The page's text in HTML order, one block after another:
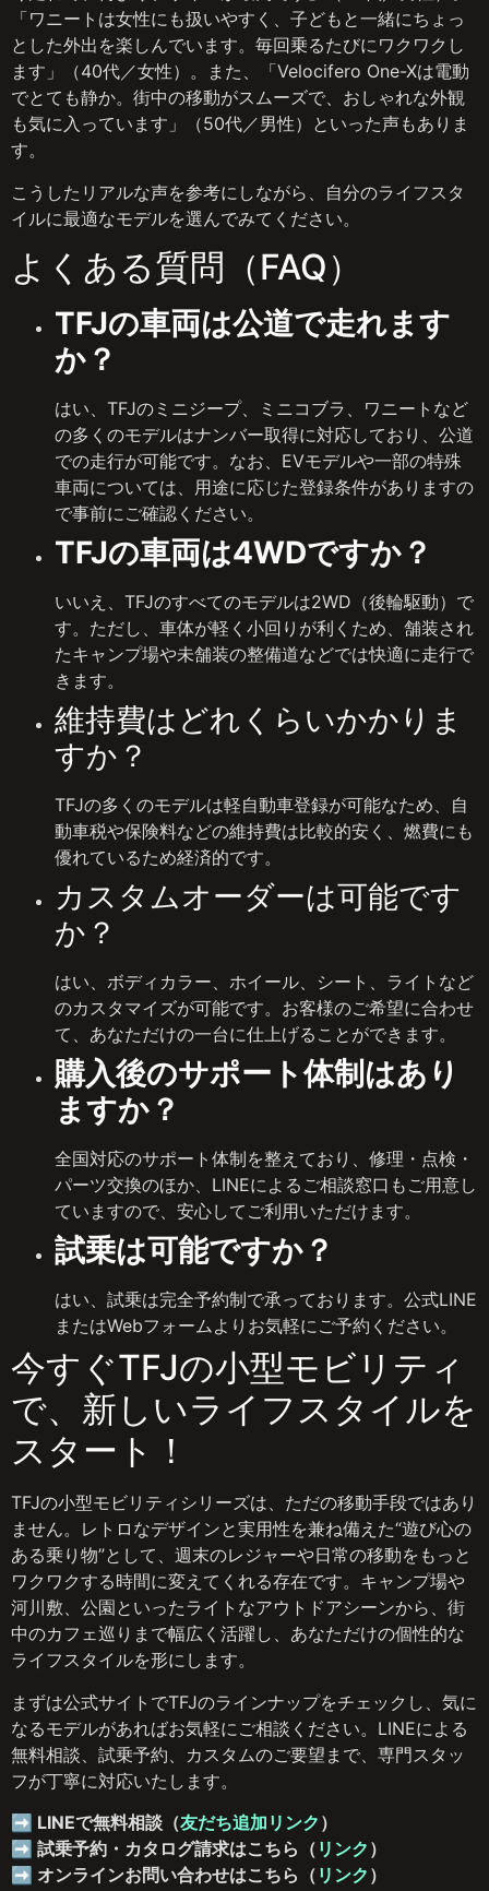
「ワニートは女性にも扱いやすく、子どもと一緒にちょっ
とした外出を楽しんでいます。毎回乗るたびにワクワクし
ます」（40代／女性）。また、「Velocifero One-Xは電動
でとても静か。街中の移動がスムーズで、おしゃれな外観
も気に入っています」（50代／男性）といった声もありま
す。
こうしたリアルな声を参考にしながら、自分のライフスタ
イルに最適なモデルを選んでみてください。
よくある質問（FAQ）
TFJの車両は公道で走れます
か？
はい、TFJのミニジープ、ミニコブラ、ワニートなど
の多くのモデルはナンバー取得に対応しており、公道
での走行が可能です。なお、EVモデルや一部の特殊
車両については、用途に応じた登録条件がありますの
で事前にご確認ください。
TFJの車両は4WDですか？
いいえ、TFJのすべてのモデルは2WD（後輪駆動）で
す。ただし、車体が軽く小回りが利くため、舗装され
たキャンプ場や未舗装の整備道などでは快適に走行で
きます。
維持費はどれくらいかかりま
すか？
TFJの多くのモデルは軽自動車登録が可能なため、自
動車税や保険料などの維持費は比較的安く、燃費にも
優れているため経済的です。
カスタムオーダーは可能です
か？
はい、ボディカラー、ホイール、シート、ライトなど
のカスタマイズが可能です。お客様のご希望に合わせ
て、あなただけの一台に仕上げることができます。
購入後のサポート体制はあり
ますか？
全国対応のサポート体制を整えており、修理・点検・
パーツ交換のほか、LINEによるご相談窓口もご用意し
ていますので、安心してご利用いただけます。
試乗は可能ですか？
はい、試乗は完全予約制で承っております。公式LINE
またはWebフォームよりお気軽にご予約ください。
今すぐTFJの小型モビリティ
で、新しいライフスタイルを
スタート！
TFJの小型モビリティシリーズは、ただの移動手段ではあり
ません。レトロなデザインと実用性を兼ね備えた“遊び心の
ある乗り物”として、週末のレジャーや日常の移動をもっと
ワクワクする時間に変えてくれる存在です。キャンプ場や
河川敷、公園といったライトなアウトドアシーンから、街
中のカフェ巡りまで幅広く活躍し、あなただけの個性的な
ライフスタイルを形にします。
まずは公式サイトでTFJのラインナップをチェックし、気に
なるモデルがあればお気軽にご相談ください。LINEによる
無料相談、試乗予約、カスタムのご要望まで、専門スタッ
フが丁寧に対応いたします。
➡ LINEで無料相談（友だち追加リンク ）
➡ 試乗予約・カタログ請求はこちら（ リンク ）
➡ オンラインお問い合わせはこちら（ リンク ）